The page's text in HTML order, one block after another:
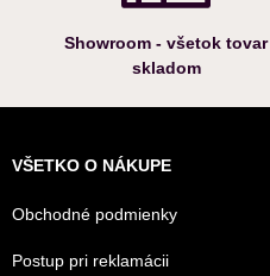
Showroom - všetok tovar
skladom
VŠETKO O NÁKUPE
Obchodné podmienky
Postup pri reklamácii